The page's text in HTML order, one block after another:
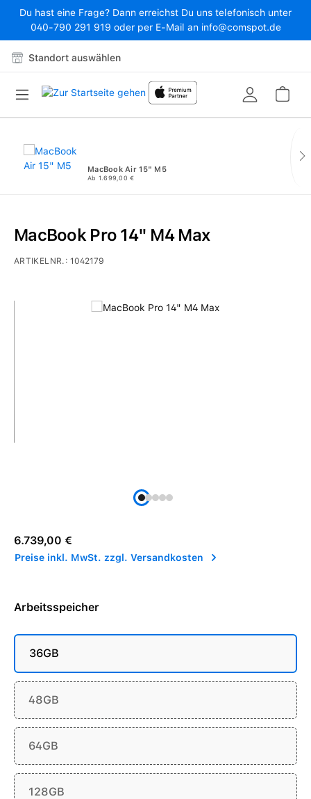
Zum Hauptinhalt springen
Du hast eine Frage? Dann erreichst Du uns telefonisch unter
040-790 291 919 oder per E-Mail an info@comspot.de
Standort auswählen
MacBook Air 15" M5
Ab 1.699,00 €
Bildergalerie überspringen
MacBook Pro 14" M4 Max
ARTIKELNR.:1042179
Regulärer Preis:
6.739,00 €
Preise inkl. MwSt. zzgl. Versandkosten
Arbeitsspeicher
36GB
48GB
64GB
128GB